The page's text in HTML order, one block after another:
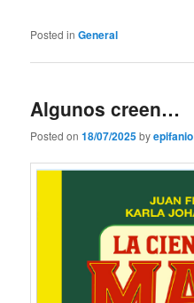
Posted in General
Algunos creen…
Posted on18/07/2025byepifanio